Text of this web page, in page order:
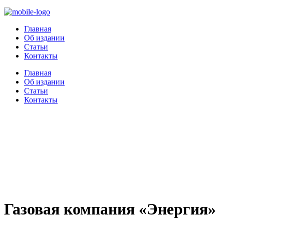
Главная
Об издании
Статьи
Контакты
Главная
Об издании
Статьи
Контакты
Газовая компания «Энергия»